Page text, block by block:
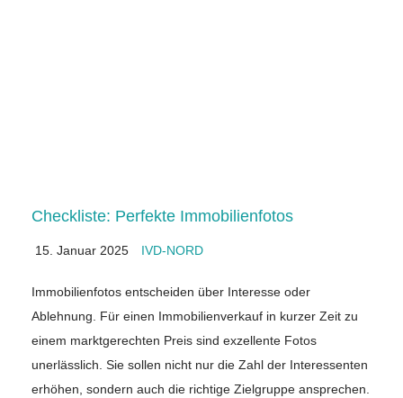
Checkliste: Perfekte Immobilienfotos
15. Januar 2025 IVD-NORD
Immobilienfotos entscheiden über Interesse oder
Ablehnung. Für einen Immobilienverkauf in kurzer Zeit zu
einem marktgerechten Preis sind exzellente Fotos
unerlässlich. Sie sollen nicht nur die Zahl der Interessenten
erhöhen, sondern auch die richtige Zielgruppe ansprechen.